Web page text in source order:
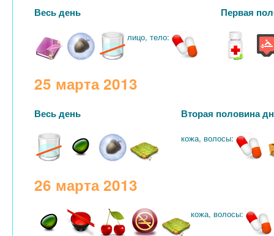
Весь день Первая
лицо, тело:
25 марта 2013
Весь день Вторая половина
кожа, волосы:
26 марта 2013
кожа, волосы: